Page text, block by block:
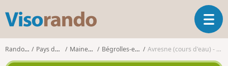
s
o
r
O
u
v
r
Randonnées Pays de la Loire Maine-et-Loire Bégrolles-en-Mauges Avresne (cours d'eau) - Affluent de l'Èvre